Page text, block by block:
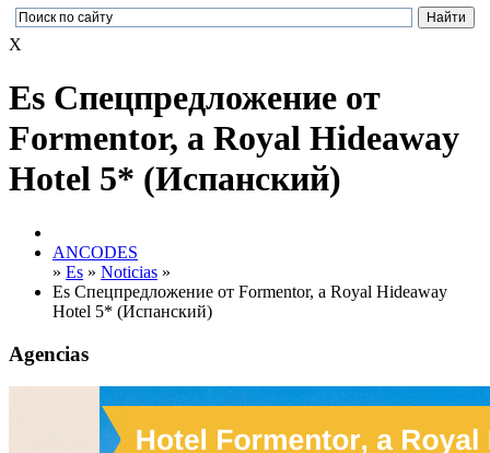
X
Es Cпецпредложение от
Formentor, a Royal Hideaway
Hotel 5* (Испанский)
ANCODES
» Es » Noticias »
Es Cпецпредложение от Formentor, a Royal Hideaway
Hotel 5* (Испанский)
Agencias